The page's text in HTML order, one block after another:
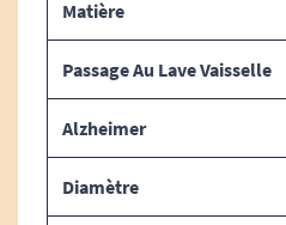
caoutchouc aux propriétés
compris lorsque le
Grips,cliquez ici.
Matière
Passage Au Lave Vaisselle
Alzheimer
Diamètre